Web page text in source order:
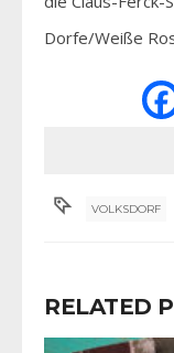
Dorfe/Weiße
VOLKSDORF
RELATED